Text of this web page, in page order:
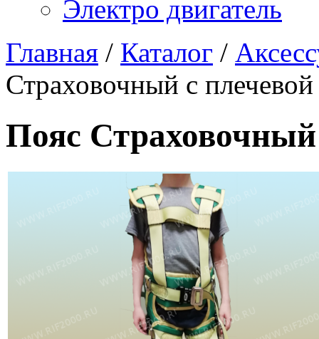
Электро двигатель
Главная / Каталог /
Страховочный с
Пояс